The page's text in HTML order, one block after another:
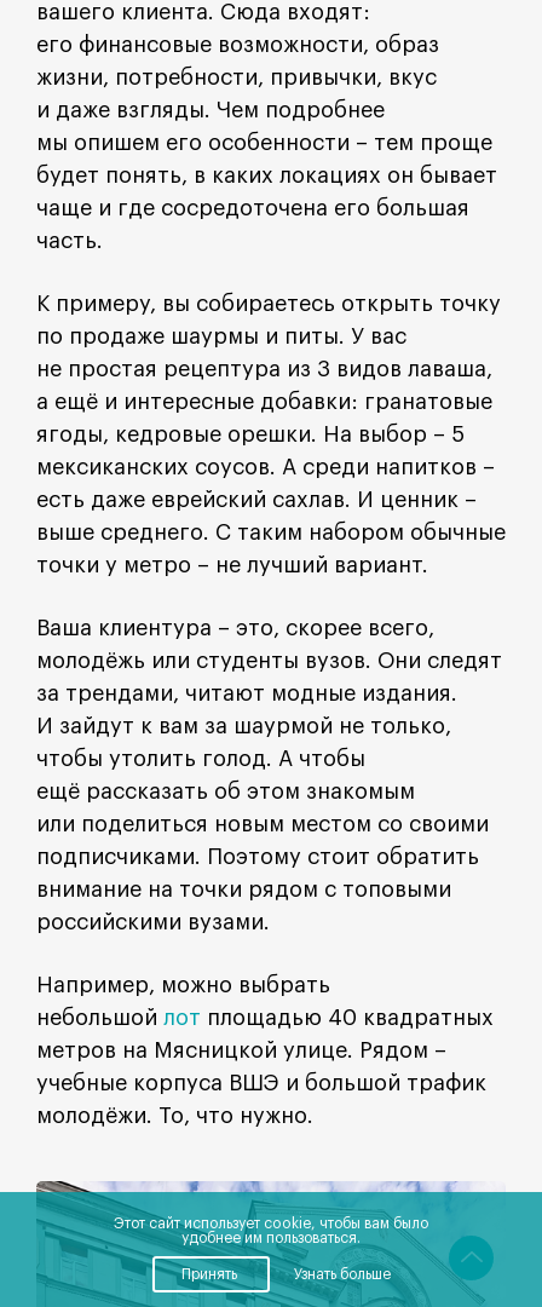
вашего клиента. Сюда входят:
его финансовые возможности, образ
жизни, потребности, привычки, вкус
и даже взгляды. Чем подробнее
мы опишем его особенности – тем проще
будет понять, в каких локациях он бывает
чаще и где сосредоточена его большая
часть.
К примеру, вы собираетесь открыть точку
по продаже шаурмы и питы. У вас
не простая рецептура из 3 видов лаваша,
а ещё и интересные добавки: гранатовые
ягоды, кедровые орешки. На выбор – 5
мексиканских соусов. А среди напитков –
есть даже еврейский сахлав. И ценник –
выше среднего. С таким набором обычные
точки у метро – не лучший вариант.
Ваша клиентура – это, скорее всего,
молодёжь или студенты вузов. Они следят
за трендами, читают модные издания.
И зайдут к вам за шаурмой не только,
чтобы утолить голод. А чтобы
ещё рассказать об этом знакомым
или поделиться новым местом со своими
подписчиками. Поэтому стоит обратить
внимание на точки рядом с топовыми
российскими вузами.
Например, можно выбрать
небольшой лот площадью 40 квадратных
метров на Мясницкой улице. Рядом –
учебные корпуса ВШЭ и большой трафик
молодёжи. То, что нужно.
Этот сайт использует cookie, чтобы вам было
удобнее им пользоваться.
Принять Узнать больше